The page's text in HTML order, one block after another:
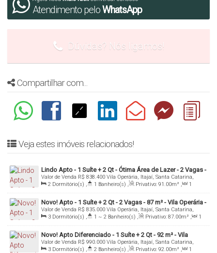
cada renda fica em um formato. Solicite sua
simulação com seus dados.
Os Valores Podem Sofrer Alterações Sem Aviso
Prévio!
Mais informações: Inbox, Whatsapp ou Email
Denis Alexandre Imóveis
Tel/WhatsApp: (47) 99994-0042
denis@denisalexandreimoveis.com.br
Agende uma visita ao imóvel!
Atendimento peloWhatsApp
Dúvidas? Nós ligamos!
Compartilhar com...
Veja estes imóveis relacionados!
Lindo Apto - 1 Suíte + 2 Qt - Ótima Área de Lazer - 2 Vagas -
Vila Operária - Itajaí/SC
R$ 838.400
Valor de Venda
Vila Operária, Itajaí, Santa Catarina,
Brasil
2 Dormitório(s) , 1 Banheiro(s) , Privativo: 91 .00m² ,
1
Sala(s) , 1 Suíte(s) , 1 Vaga(s) , Útil: 91.00m²
Novo! Apto - 1 Suíte + 2 Qt - 2 Vagas - 87 m² - Vila Operária -
Itajaí/SC
R$ 835.000
Valor de Venda
Vila Operária, Itajaí, Santa Catarina,
Brasil
3 Dormitório(s) , 1 ~ 2 Banheiro(s) , Privativo: 87.00m² ,
1
Sala(s) , 1 Suíte(s) , Total: 116.00m² , 2 Vaga(s)
Novo! Apto Diferenciado - 1 Suíte + 2 Qt - 92 m² - Vila
Operária - Itajaí/SC
R$ 990.000
Valor de Venda
Vila Operária, Itajaí, Santa Catarina,
Brasil
3 Dormitório(s) , 2 Banheiro(s) , Privativo: 92.00m² ,
1